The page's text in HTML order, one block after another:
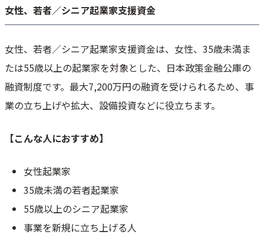
女性、若者／シニア起業家支援資金
女性、若者／シニア起業家支援資金は、女性、35歳未満ま
たは55歳以上の起業家を対象とした、日本政策金融公庫の
融資制度です。最大7,200万円の融資を受けられるため、事
業の立ち上げや拡大、設備投資などに役立ちます。
【こんな人におすすめ】
女性起業家
35歳未満の若者起業家
55歳以上のシニア起業家
事業を新規に立ち上げる人